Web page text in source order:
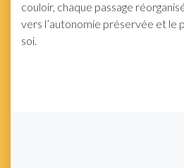
couloir, chaque passage
vers l’autonomie préservée et le
soi.